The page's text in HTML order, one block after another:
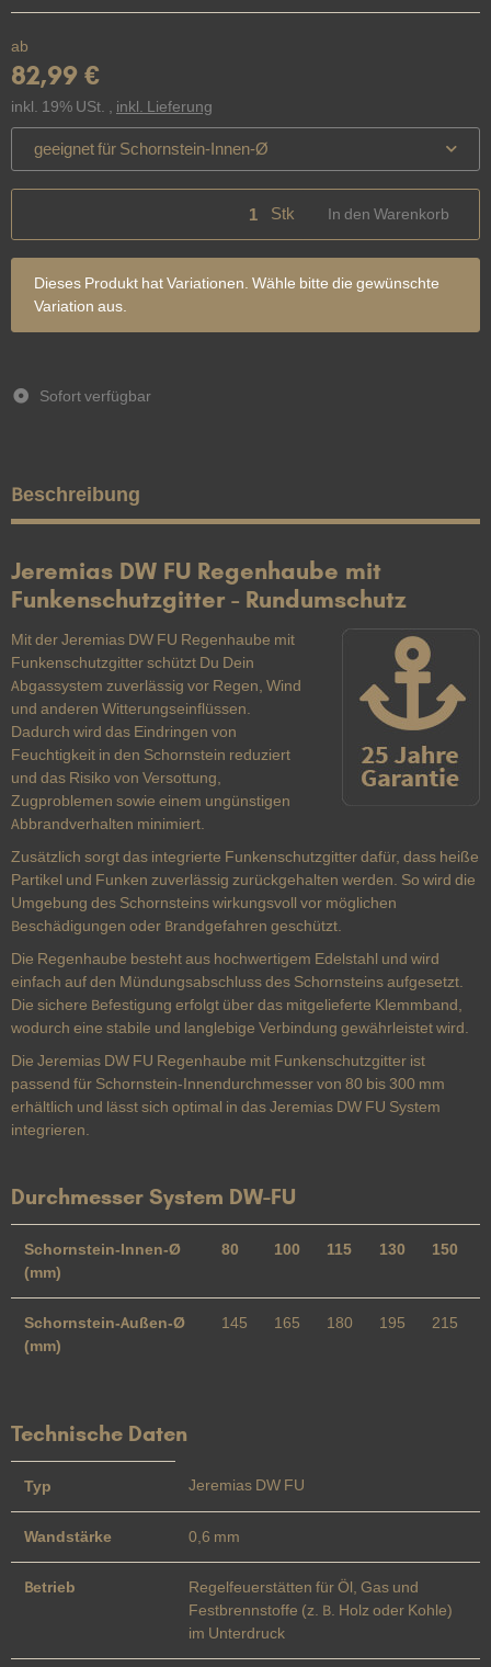
ab
82,99 €
inkl. 19% USt. , inkl. Lieferung
geeignet für Schornstein-Innen-Ø
Stk In den Warenkorb
x
Dieses Produkt hat Variationen. Wähle bitte die gewünschte
Variation aus.
Sofort verfügbar
Beschreibung
Jeremias DW FU Regenhaube mit
Funkenschutzgitter - Rundumschutz
Mit der Jeremias DW FU Regenhaube mit
Funkenschutzgitter schützt Du Dein
Abgassystem zuverlässig vor Regen, Wind
und anderen Witterungseinflüssen.
Dadurch wird das Eindringen von
Feuchtigkeit in den Schornstein reduziert
und das Risiko von Versottung,
Zugproblemen sowie einem ungünstigen
Abbrandverhalten minimiert.
Zusätzlich sorgt das integrierte Funkenschutzgitter dafür, dass heiße
Partikel und Funken zuverlässig zurückgehalten werden. So wird die
Umgebung des Schornsteins wirkungsvoll vor möglichen
Beschädigungen oder Brandgefahren geschützt.
Die Regenhaube besteht aus hochwertigem Edelstahl und wird
einfach auf den Mündungsabschluss des Schornsteins aufgesetzt.
Die sichere Befestigung erfolgt über das mitgelieferte Klemmband,
wodurch eine stabile und langlebige Verbindung gewährleistet wird.
Die Jeremias DW FU Regenhaube mit Funkenschutzgitter ist
passend für Schornstein-Innendurchmesser von 80 bis 300 mm
erhältlich und lässt sich optimal in das Jeremias DW FU System
integrieren.
Durchmesser System DW-FU
Schornstein-Innen-Ø
(mm)
80 100 115 130 150
Schornstein-Außen-Ø
(mm)
145 165 180 195 215
Technische Daten
Typ Jeremias DW FU
Wandstärke 0,6 mm
Betrieb
Regelfeuerstätten für Öl, Gas und
Festbrennstoffe (z. B. Holz oder Kohle)
im Unterdruck